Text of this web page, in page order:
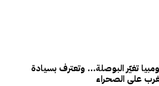
تغيّر البوصلة… وتعترف بسيادة
على الصحراء